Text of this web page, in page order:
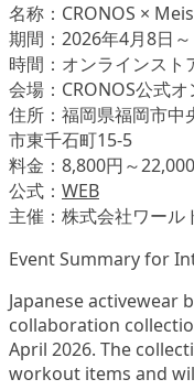
名称：CRONOS ×
期間：2026年4月8日～
時間：オンラインスト
会場：CRONOS公式
住所：福岡県福岡市中
市東千石町15-5
料金：8,800円～22,000
公式： WEB
主催：株式会社ワール
Event Summary for
Japanese activewear
collaboration
April 2026. The
workout items and